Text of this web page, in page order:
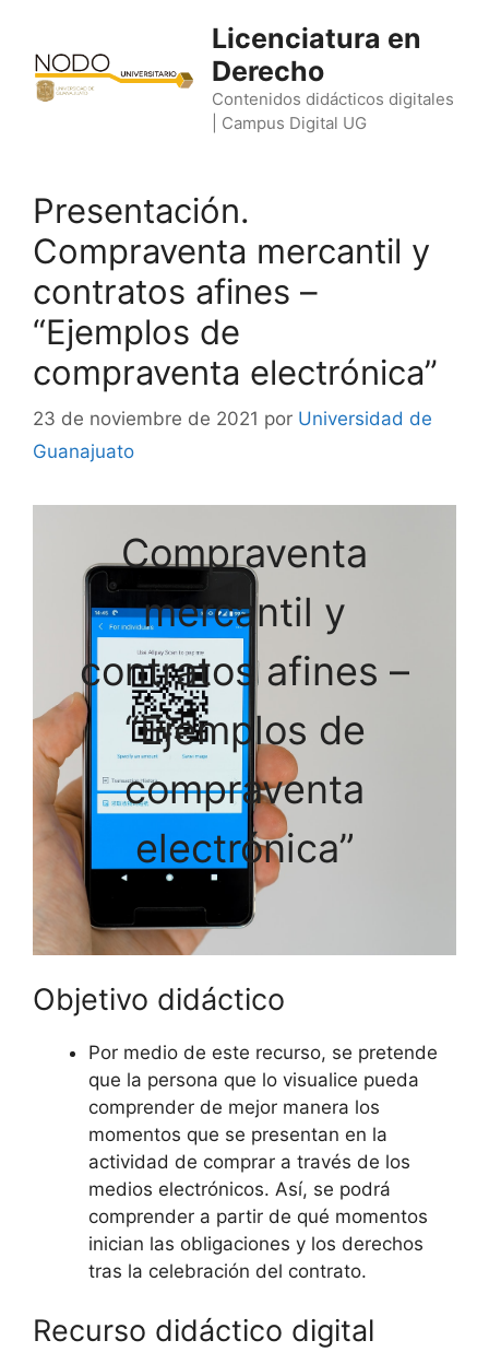
contenido
Licenciatura en
Derecho
Contenidos didácticos digitales
| Campus Digital UG
Presentación.
Compraventa mercantil y
contratos afines –
“Ejemplos de
compraventa electrónica”
23 de noviembre de 2021 por Universidad de
Guanajuato
Compraventa
mercantil y
contratos afines –
“Ejemplos de
compraventa
electrónica”
Objetivo didáctico
Por medio de este recurso, se pretende
que la persona que lo visualice pueda
comprender de mejor manera los
momentos que se presentan en la
actividad de comprar a través de los
medios electrónicos. Así, se podrá
comprender a partir de qué momentos
inician las obligaciones y los derechos
tras la celebración del contrato.
Recurso didáctico digital